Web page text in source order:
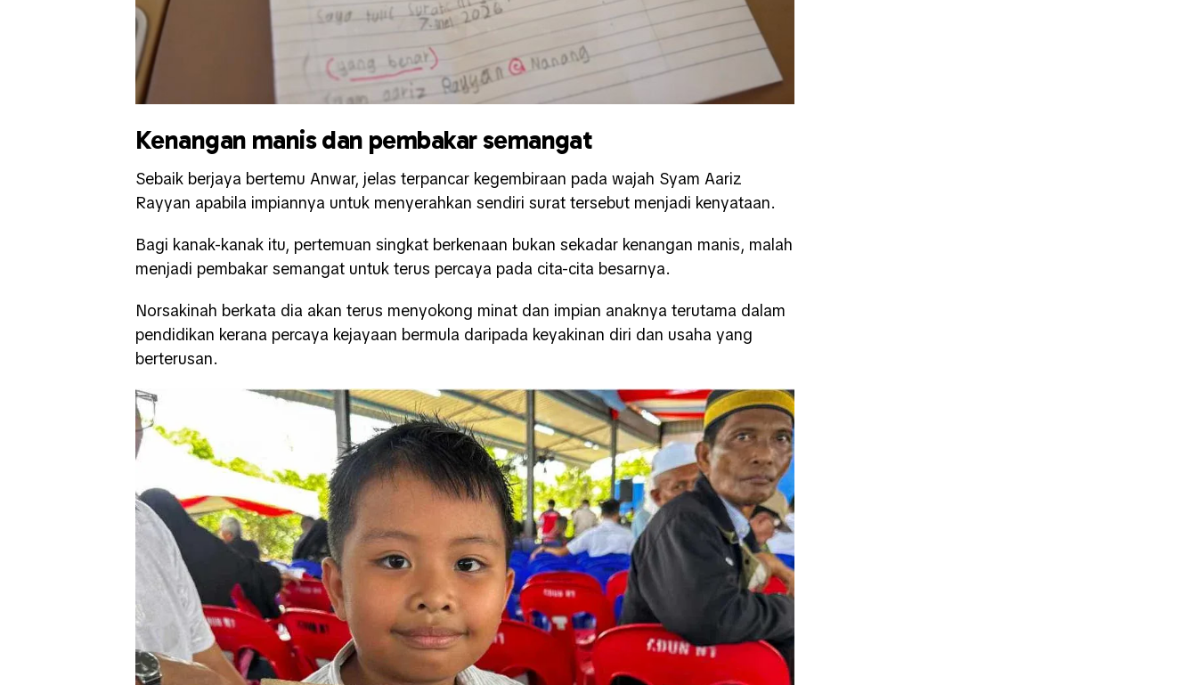
Kenangan manis dan pembakar semangat
Sebaik berjaya bertemu Anwar, jelas terpancar kegembiraan pada wajah Syam Aariz
Rayyan apabila impiannya untuk menyerahkan sendiri surat tersebut menjadi kenyataan.
Bagi kanak-kanak itu, pertemuan singkat berkenaan bukan sekadar kenangan manis, malah
menjadi pembakar semangat untuk terus percaya pada cita-cita besarnya.
Norsakinah berkata dia akan terus menyokong minat dan impian anaknya terutama dalam
pendidikan kerana percaya kejayaan bermula daripada keyakinan diri dan usaha yang
berterusan.